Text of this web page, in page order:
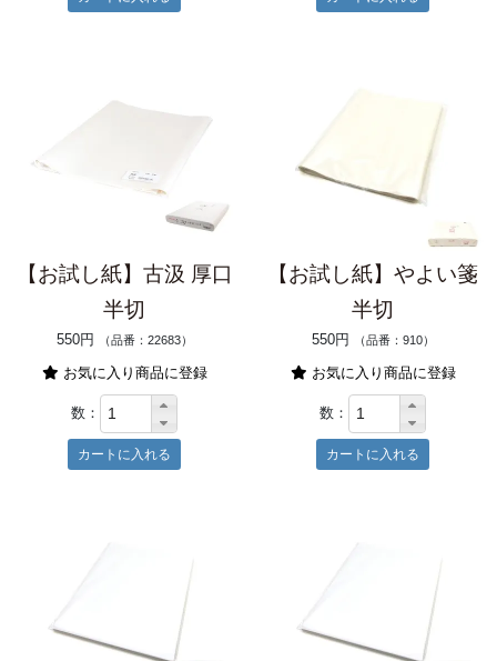
【お試し紙】古汲 厚口
半切
550円 （品番：22683）
お気に入り商品に登録
数：
【お試し紙】やよい箋
半切
550円 （品番：910）
お気に入り商品に登録
数：